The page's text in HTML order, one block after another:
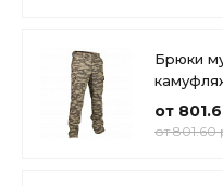
Брюки
Basics
от
от 801.60